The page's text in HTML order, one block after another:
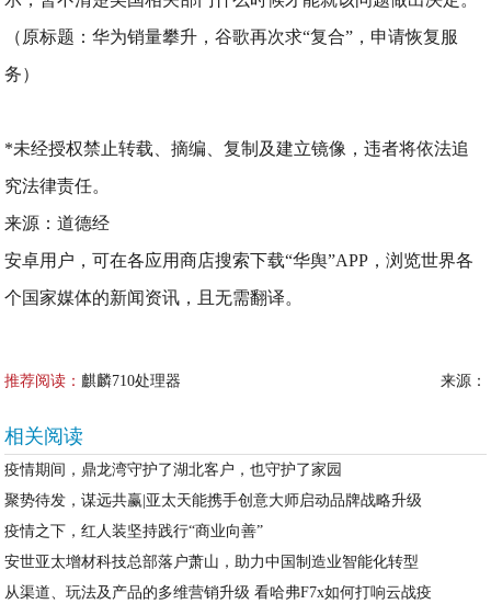
（原标题：华为销量攀升，谷歌再次求“复合”，申请恢复服
务）
*未经授权禁止转载、摘编、复制及建立镜像，违者将依法追
究法律责任。
来源：道德经
安卓用户，可在各应用商店搜索下载“华舆”APP，浏览世界各
个国家媒体的新闻资讯，且无需翻译。
推荐阅读： 麒麟710处理器 来源：
相关阅读
疫情期间，鼎龙湾守护了湖北客户，也守护了家园
聚势待发，谋远共赢|亚太天能携手创意大师启动品牌战略升级
疫情之下，红人装坚持践行“商业向善”
安世亚太增材科技总部落户萧山，助力中国制造业智能化转型
从渠道、玩法及产品的多维营销升级 看哈弗F7x如何打响云战疫